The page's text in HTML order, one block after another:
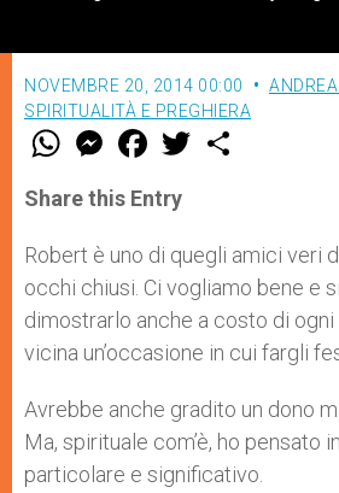
NOVEMBRE 20, 2014 00:00
SPIRITUALITÀ E PREGHIERA
W
t
s
p
p
M
e
s
e
g
e
r
F
a
e
b
o
k
w
r
Share this Entry
Robert è uno di quegli amici veri
occhi chiusi. Ci vogliamo bene e
dimostrarlo anche a costo di ogni
vicina un’occasione in cui fargli
Avrebbe anche gradito un dono
Ma, spirituale com’è, ho pensato
particolare e significativo.